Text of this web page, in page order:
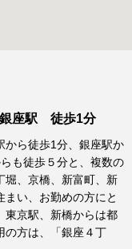
銀座駅 徒歩1分
から徒歩1分、銀座駅か
も徒歩５分と、複数の
堀、京橋、新富町、新
まい、お勤めの方にと
東京駅、新橋からは都
の方は、「銀座４丁